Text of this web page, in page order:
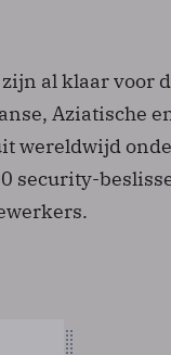
al klaar voor
Aziatische
wereldwijd
security-